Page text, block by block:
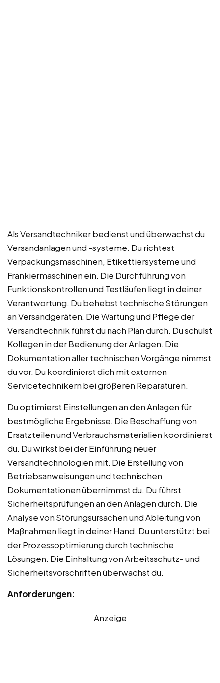
Als Versandtechniker bedienst und überwachst du
Versandanlagen und -systeme. Du richtest
Verpackungsmaschinen, Etikettiersysteme und
Frankiermaschinen ein. Die Durchführung von
Funktionskontrollen und Testläufen liegt in deiner
Verantwortung. Du behebst technische Störungen
an Versandgeräten. Die Wartung und Pflege der
Versandtechnik führst du nach Plan durch. Du schulst
Kollegen in der Bedienung der Anlagen. Die
Dokumentation aller technischen Vorgänge nimmst
du vor. Du koordinierst dich mit externen
Servicetechnikern bei größeren Reparaturen.
Du optimierst Einstellungen an den Anlagen für
bestmögliche Ergebnisse. Die Beschaffung von
Ersatzteilen und Verbrauchsmaterialien koordinierst
du. Du wirkst bei der Einführung neuer
Versandtechnologien mit. Die Erstellung von
Betriebsanweisungen und technischen
Dokumentationen übernimmst du. Du führst
Sicherheitsprüfungen an den Anlagen durch. Die
Analyse von Störungsursachen und Ableitung von
Maßnahmen liegt in deiner Hand. Du unterstützt bei
der Prozessoptimierung durch technische
Lösungen. Die Einhaltung von Arbeitsschutz- und
Sicherheitsvorschriften überwachst du.
Anforderungen:
Anzeige